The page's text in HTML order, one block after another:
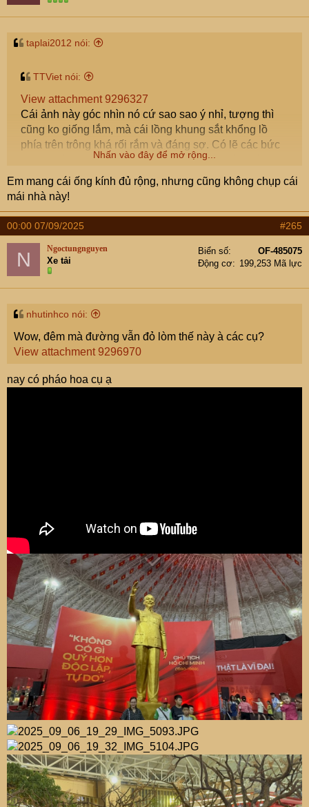
taplai2012 nói:
TTViet nói:
View attachment 9296327
Cái ảnh này góc nhìn nó cứ sao sao ý nhỉ, tượng thì
cũng ko giống lắm, mà cái lồng khung sắt khổng lồ
phía trên trông khá rối rắm và đáng sợ. Có lẽ các bức
tượng (lớn) danh nhân nên cho ra phía ngoài. Hôm
qua VTV quay tầm nhìn Drone kiểu UAV nhìn mô hình
Rùa khổng lồ và người chi chít như kiến trông cũng
thấy shock!
Nhấn vào đây để mở rộng...
Cái này do góc nhìn và suy luận mỗi người thôi cụ
Nhấn vào đây để mở rộng...
Em mang cái ống kính đủ rộng, nhưng cũng không chụp cái
mái nhà này!
00:00 07/09/2025 #265
N Ngoctungnguyen
Xe tải
Biển số
OF-485075
Động cơ
199,253 Mã lực
nhutinhco nói:
Wow, đêm mà đường vẫn đỏ lòm thế này à các cụ?
View attachment 9296970
nay có pháo hoa cụ ạ